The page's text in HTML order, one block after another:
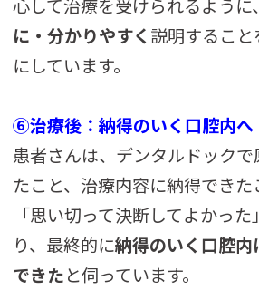
心して治療を受けられるように、
に・分かりやすく説明するこ
にしています。
⑥治療後：納得のいく口腔内へ
患者さんは、デンタルドック
たこと、治療内容に納得できた
「思い切って決断してよかっ
り、最終的に納得のいく口腔
できたと伺っています。